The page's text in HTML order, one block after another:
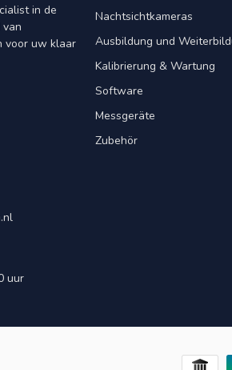
in de
voor uw klaar
uur
Nachtsichtkameras
Ausbildung und
Kalibrierung & Wartung
Software
Messgeräte
Zubehör